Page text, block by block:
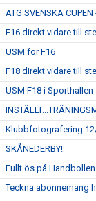
ATG SVENSKA CUPEN
F16 direkt vidare till
USM för F16
F18 direkt vidare till
USM F18 i Sporthallen
Klubbfotografering
SKÅNEDERBY!
Fullt ös på
Teckna abonnemang